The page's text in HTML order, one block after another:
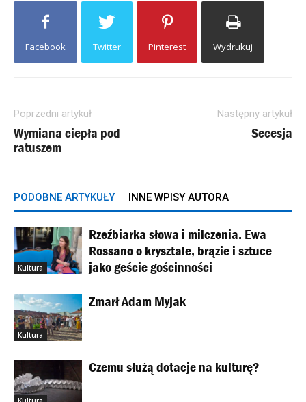
Facebook Twitter Pinterest Wydrukuj
Poprzedni artykuł
Wymiana ciepła pod
ratuszem
Następny artykuł
Secesja
PODOBNE ARTYKUŁY INNE WPISY AUTORA
Kultura
Rzeźbiarka słowa i milczenia. Ewa
Rossano o krysztale, brązie i sztuce
jako geście gościnności
Kultura
Zmarł Adam Myjak
Czemu służą dotacje na kulturę?